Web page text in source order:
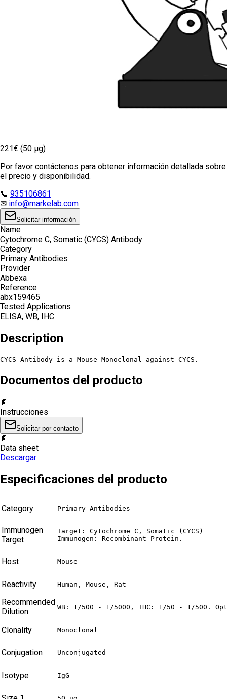
221€ (50 µg)
Por favor contáctenos para obtener información detallada sobre
el precio y disponibilidad.
📞 935106861
✉ info@markelab.com
Solicitar información
Name
Cytochrome C, Somatic (CYCS) Antibody
Category
Primary Antibodies
Provider
Abbexa
Reference
abx159465
Tested Applications
ELISA, WB, IHC
Description
CYCS Antibody is a Mouse Monoclonal against CYCS.
Documentos del producto
📄
Instrucciones
Solicitar por contacto
📄
Data sheet
Descargar
Especificaciones del producto
Category Primary Antibodies
Immunogen
Target
Target: Cytochrome C, Somatic (CYCS)
Immunogen: Recombinant Protein.
Host Mouse
Reactivity Human, Mouse, Rat
Recommended
Dilution
WB: 1/500 - 1/5000, IHC: 1/50 - 1/500.
Clonality Monoclonal
Conjugation Unconjugated
Isotype IgG